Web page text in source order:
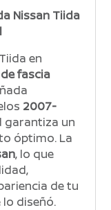
Nissan Tiida
en
fascia
2007-
garantiza un
óptimo. La
, lo que
de tu
diseñó.